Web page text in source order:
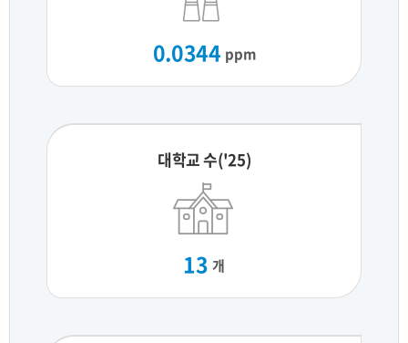
0.0344 ppm
대학교 수('25)
13 개